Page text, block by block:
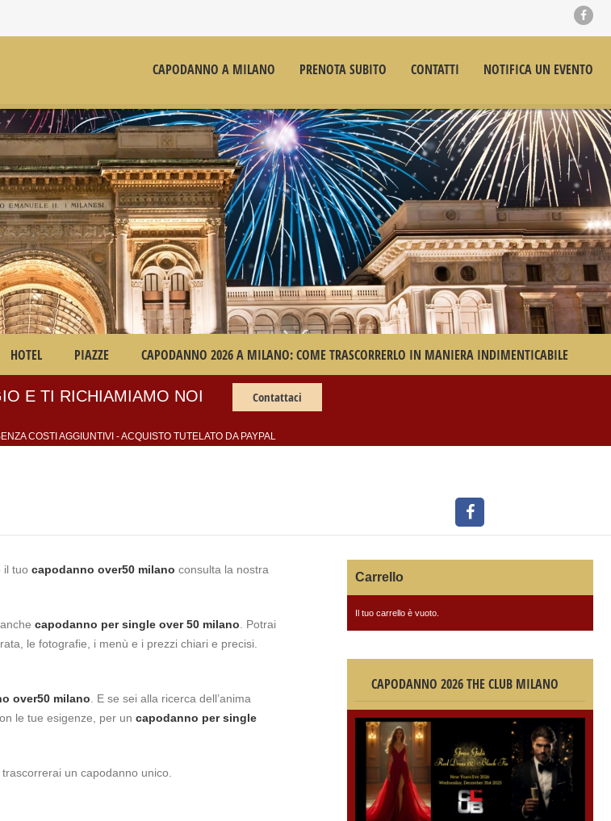
CAPODANNO A MILANO PRENOTA SUBITO CONTATTI NOTIFICA UN EVENTO
HOTEL PIAZZE CAPODANNO 2026 A MILANO: COME TRASCORRERLO IN MANIERA INDIMENTICABILE
E TI RICHIAMIAMO NOI Contattaci
COSTI AGGIUNTIVI - ACQUISTO TUTELATO DA PAYPAL
il tuo capodanno over50 milano consulta la nostra
capodanno per single over 50 milano. Potrai
le fotografie, i menù e i prezzi chiari e precisi.
over50 milano. E se sei alla ricerca dell’anima
le tue esigenze, per un capodanno per single
un capodanno unico.
Carrello
Il tuo carrello è vuoto.
CAPODANNO 2026 THE CLUB MILANO